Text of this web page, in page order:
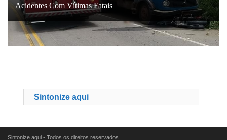
Acidentes Com Vítimas Fatais
Sintonize aqui
Sintonize aqui - Todos os direitos reservados.